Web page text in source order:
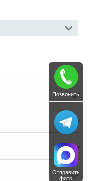
Позвонить
Отправить
фото